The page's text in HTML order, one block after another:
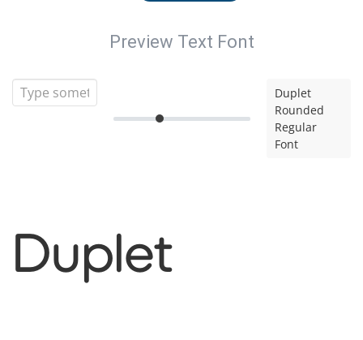
Preview Text Font
Duplet
Rounded
Regular
Font
Duplet